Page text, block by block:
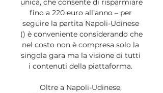
unica, che consente di risparmiare
fino a 220 euro all’anno – per
seguire la partita Napoli-Udinese
() è conveniente considerando che
nel costo non è compresa solo la
singola gara ma la visione di tutti
i contenuti della piattaforma.
Oltre a Napoli-Udinese,